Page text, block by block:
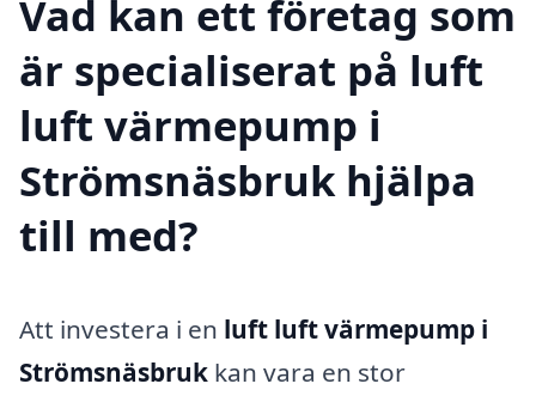
Vad kan ett företag som
är specialiserat på luft
luft värmepump i
Strömsnäsbruk hjälpa
till med?
Att investera i en luft luft värmepump i
Strömsnäsbruk kan vara en stor